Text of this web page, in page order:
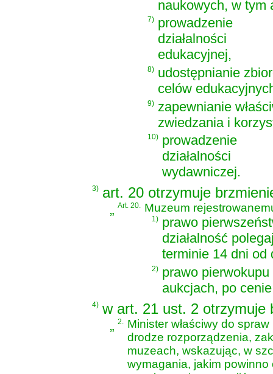
naukowych, w tym
7) prowadzenie
działalności
edukacyjnej,
8) udostępnianie
celów
9) zapewnianie
zwiedzania i
10) prowadzenie
działalności
wydawniczej.
3) art. 20 otrzymuje
„Art. 20. Muzeum
1) prawo
działalność
terminie 14 dni od
2) prawo
aukcjach, po
4) w art. 21 ust. 2 otrzymuje
„2. Minister właściwy do
drodze rozporządzenia,
muzeach, wskazując, w
wymagania, jakim